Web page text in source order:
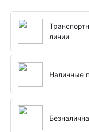
линии
Наличные